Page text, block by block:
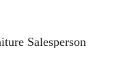
Salesperson